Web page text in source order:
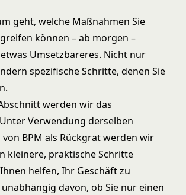
geht, welche Maßnahmen Sie
können – ab morgen –
Umsetzbareres. Nicht nur
spezifische Schritte, denen Sie
werden wir das
Verwendung derselben
BPM als Rückgrat werden wir
kleinere, praktische Schritte
helfen, Ihr Geschäft zu
davon, ob Sie nur einen